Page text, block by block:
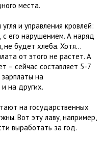
места.
и управления кровлей:
его нарушением. А наряд
не будет хлеба. Хотя…
от этого не растет. А
– сейчас составляет 5-7
на
и на других.
на государственных
Вот эту лаву, например,
выработать за год.